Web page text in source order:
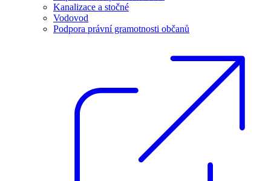
Kanalizace a stočné
Vodovod
Podpora právní gramotnosti občanů